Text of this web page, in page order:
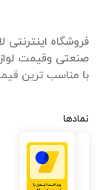
فروشگاه
صنعتی وقیمت
با مناسب ترین
نمادها